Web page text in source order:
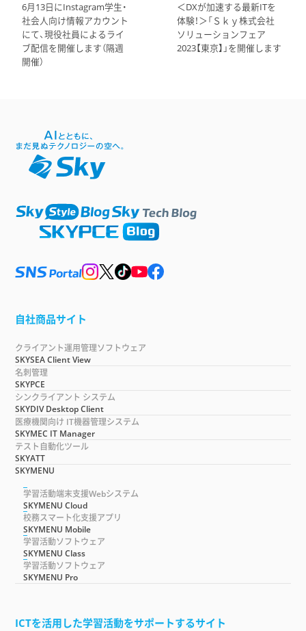
6月13日にInstagram学生・
社会人向け情報アカウント
にて、現役社員によるライ
ブ配信を開催します（隔週
開催）
＜DXが加速する最新ITを
体験！＞「Ｓｋｙ株式会社
ソリューションフェア
2023【東京】」を開催します
自社商品サイト
クライアント運用管理ソフトウェア
SKYSEA Client View
名刺管理
SKYPCE
シンクライアント システム
SKYDIV Desktop Client
医療機関向け IT機器管理システム
SKYMEC IT Manager
テスト自動化ツール
SKYATT
SKYMENU
学習活動端末支援Webシステム
SKYMENU Cloud
校務スマート化支援アプリ
SKYMENU Mobile
学習活動ソフトウェア
SKYMENU Class
学習活動ソフトウェア
SKYMENU Pro
ICTを活用した学習活動をサポートするサイト